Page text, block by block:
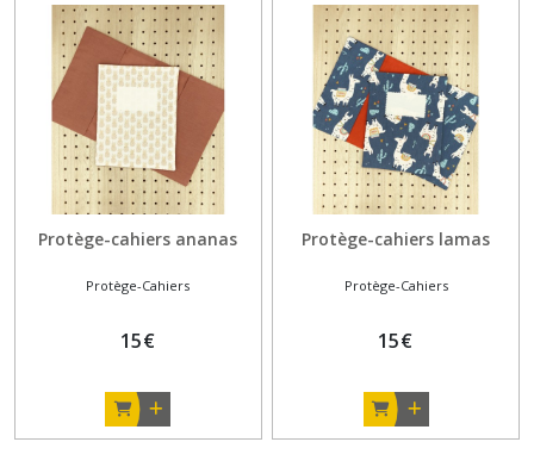
Protège-cahiers ananas
Protège-Cahiers
15€
Protège-cahiers lamas
Protège-Cahiers
15€